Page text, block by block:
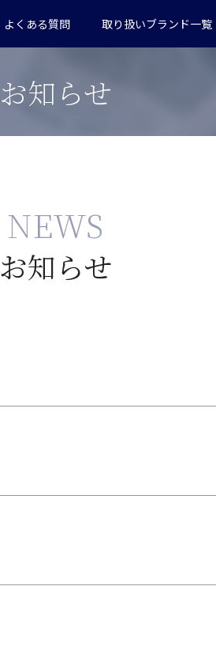
よくある質問 取り扱いブランド一覧
お知らせ
NEWS
お知らせ